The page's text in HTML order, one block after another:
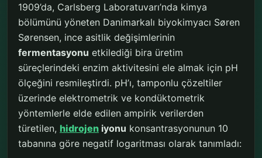
1909’da, Carlsberg Laboratuvarı’nda kimya
bölümünü yöneten Danimarkalı biyokimyacı Søren
Sørensen, ince asitlik değişimlerinin
fermentasyonu etkilediği bira üretim
süreçlerindeki enzim aktivitesini ele almak için pH
ölçeğini resmileştirdi. pH’ı, tamponlu çözeltiler
üzerinde elektrometrik ve kondüktometrik
yöntemlerle elde edilen ampirik verilerden
türetilen, hidrojen iyonu konsantrasyonunun 10
tabanına göre negatif logaritması olarak tanımladı: